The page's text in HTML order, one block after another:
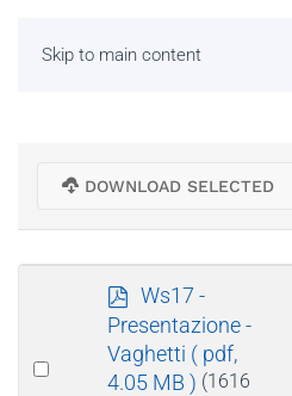
Skip to main content
DOWNLOAD SELECTED
Select
p
d
f
Ws17 -
Presentazione -
Vaghetti ( pdf,
4.05 MB ) (1616